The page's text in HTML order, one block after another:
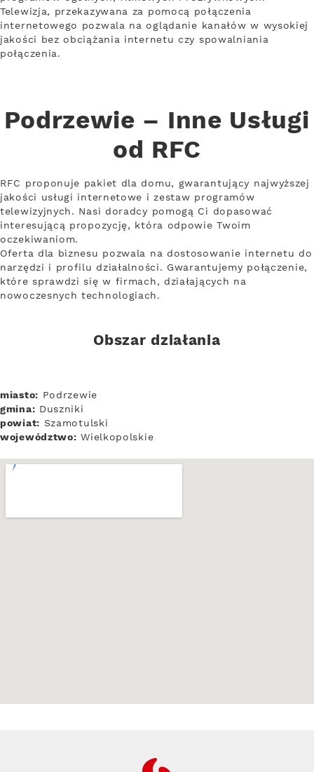
Telewizja, przekazywana za pomocą połączenia
internetowego pozwala na oglądanie kanałów w wysokiej
jakości bez obciążania internetu czy spowalniania
połączenia.
Podrzewie – Inne Usługi
od RFC
RFC proponuje pakiet dla domu, gwarantujący najwyższej
jakości usługi internetowe i zestaw programów
telewizyjnych. Nasi doradcy pomogą Ci dopasować
interesującą propozycję, która odpowie Twoim
oczekiwaniom.
Oferta dla biznesu pozwala na dostosowanie internetu do
narzędzi i profilu działalności. Gwarantujemy połączenie,
które sprawdzi się w firmach, działających na
nowoczesnych technologiach.
Obszar działania
miasto: Podrzewie
gmina: Duszniki
powiat: Szamotulski
województwo: Wielkopolskie
RFC